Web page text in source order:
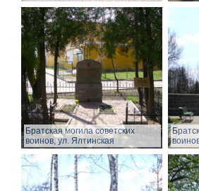
Братская могила советских
воинов, ул. Ялтинская